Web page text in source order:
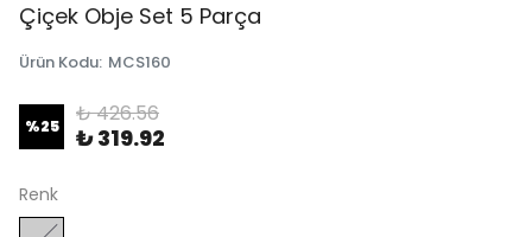
Çiçek Obje Set 5 Parça
Ürün Kodu: MCS160
%25 ₺ 426.56
₺ 319.92
Renk